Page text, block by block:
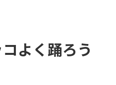
よく踊ろう